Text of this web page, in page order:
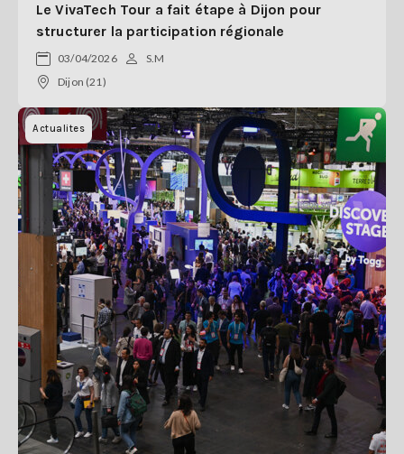
Le VivaTech Tour a fait étape à Dijon pour
structurer la participation régionale
03/04/2026
S.M
Dijon (21)
Actualites